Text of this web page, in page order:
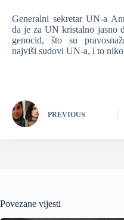
Generalni sekretar UN-a
da je za UN kristalno jasno
genocid, što su
najviši sudovi UN-a, i to
PREVIOUS
Povezane vijesti